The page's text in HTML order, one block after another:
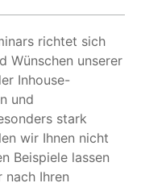
richtet sich
Wünschen unserer
Inhouse-
und
stark
wir Ihnen nicht
Beispiele lassen
nach Ihren